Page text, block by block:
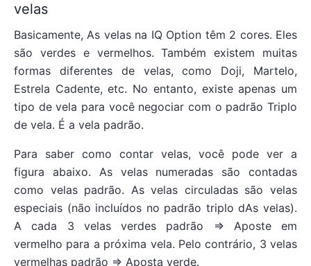
velas
Basicamente, As velas na IQ Option têm 2 cores. Eles
são verdes e vermelhos. Também existem muitas
formas diferentes de velas, como Doji, Martelo,
Estrela Cadente, etc. No entanto, existe apenas um
tipo de vela para você negociar com o padrão Triplo
de vela. É a vela padrão.
Para saber como contar velas, você pode ver a
figura abaixo. As velas numeradas são contadas
como velas padrão. As velas circuladas são velas
especiais (não incluídos no padrão triplo dAs velas).
A cada 3 velas verdes padrão => Aposte em
vermelho para a próxima vela. Pelo contrário, 3 velas
vermelhas padrão => Aposta verde.